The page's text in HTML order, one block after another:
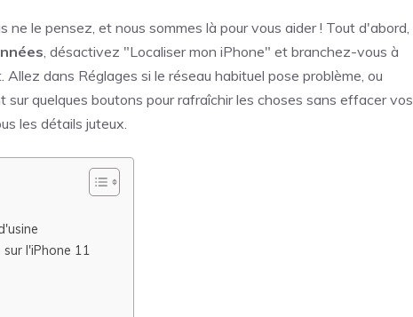
le pensez, et nous sommes là pour vous aider ! Tout d'abord,
, désactivez "Localiser mon iPhone" et branchez-vous à
dans Réglages si le réseau habituel pose problème, ou
sur quelques boutons pour rafraîchir les choses sans effacer vos
les détails juteux.
l'iPhone 11